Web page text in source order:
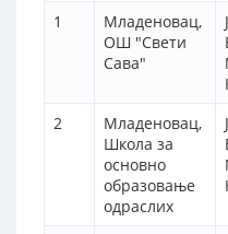
1
Младеновац,
ОШ "Свети
Сава"
2
Младеновац,
Школа за
основно
образовање
одраслих